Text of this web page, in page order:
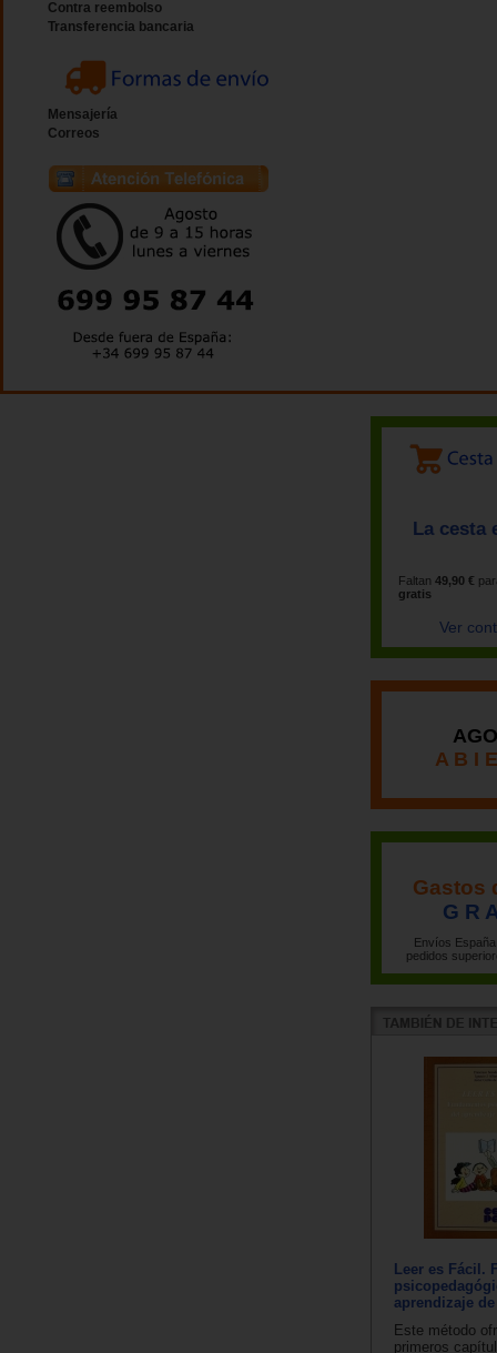
Contra reembolso
Transferencia bancaria
Mensajería
Correos
La cesta
Faltan 49,90 €
gratis
Ver
A B I
Gastos
G R
Envíos
pedidos
Leer es Fácil.
aprendizaje
Este método
primeros